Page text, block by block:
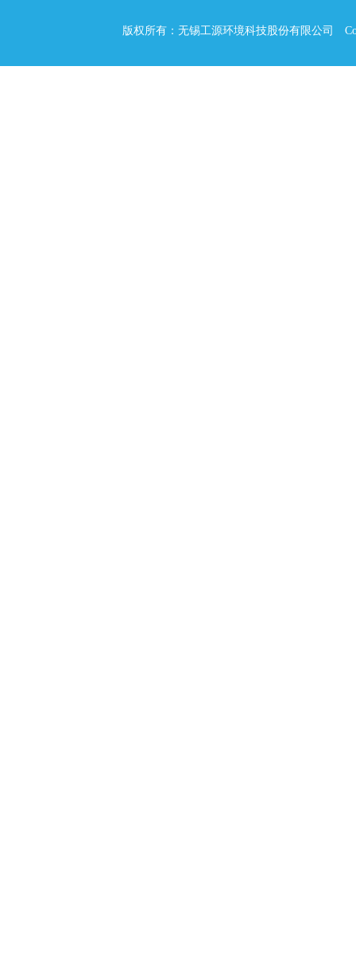
版权所有：无锡工源环境科技股份有限公司